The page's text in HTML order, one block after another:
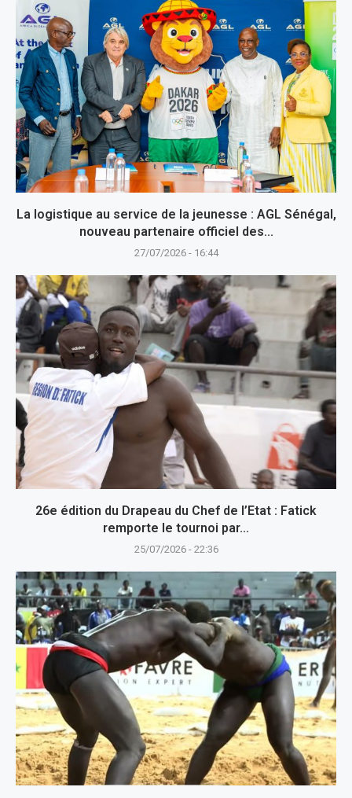
La logistique au service de la jeunesse : AGL Sénégal,
nouveau partenaire officiel des...
27/07/2026 - 16:44
26e édition du Drapeau du Chef de l’Etat : Fatick
remporte le tournoi par...
25/07/2026 - 22:36